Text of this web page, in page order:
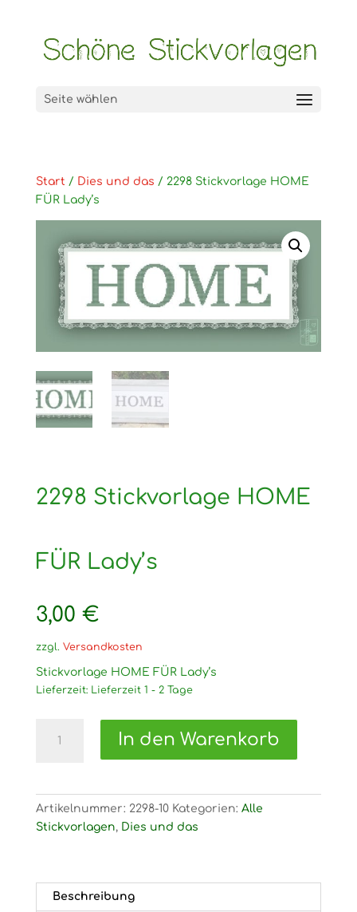
Seite wählen
Start / Dies und das / 2298 Stickvorlage HOME
FÜR Lady’s
2298 Stickvorlage HOME
FÜR Lady’s
3,00 €
zzgl. Versandkosten
Stickvorlage HOME FÜR Lady’s
Lieferzeit: Lieferzeit 1 - 2 Tage
Stickvorlage
Lady's
Menge
In den Warenkorb
Artikelnummer: 2298-10 Kategorien: Alle
Stickvorlagen, Dies und das
Beschreibung